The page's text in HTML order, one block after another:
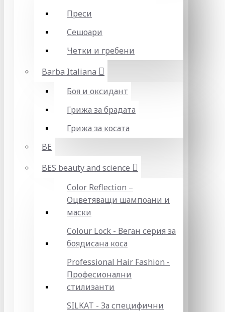
Преси
Сешоари
Четки и гребени
Barba Italiana
Боя и оксидант
Грижа за брадата
Грижа за косата
BE
BES beauty and science
Color Reflection –
Оцветяващи шампоани и
маски
Colour Lock - Веган серия за
боядисана коса
Professional Hair Fashion -
Професионални
стилизанти
SILKAT - За специфични